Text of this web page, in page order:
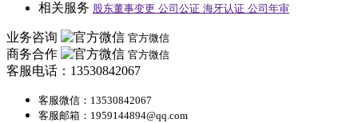
相关服务 股东董事变更 公司公证 海牙认证 公司年审
业务咨询 官方微信
商务合作 官方微信
客服电话：13530842067
客服微信：13530842067
客服邮箱：1959144894@qq.com